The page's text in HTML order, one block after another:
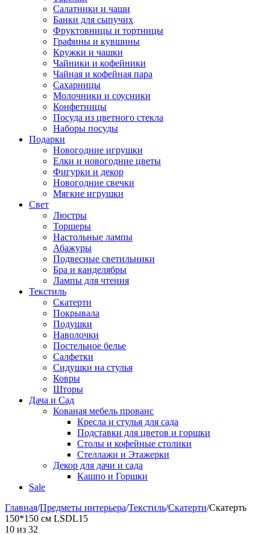
Салатники и чаши
Банки для сыпучих
Фруктовницы и тортницы
Графины и кувшины
Кружки и чашки
Чайники и кофейники
Чайная и кофейная пара
Сахарницы
Молочники и соусники
Конфетницы
Посуда из цветного стекла
Наборы посуды
Подарки
Новогодние игрушки
Елки и новогодние цветы
Фигурки и декор
Новогодние свечки
Мягкие игрушки
Свет
Люстры
Торшеры
Настольные лампы
Абажуры
Подвесные светильники
Бра и канделябры
Лампы для чтения
Текстиль
Скатерти
Покрывала
Подушки
Наволочки
Постельное белье
Салфетки
Сидушки на стулья
Ковры
Шторы
Дача и Сад
Кованая мебель прованс
Кресла и стулья для сада
Подставки для цветов и горшки
Столы и кофейные столики
Стеллажи и Этажерки
Декор для дачи и сада
Кашпо и Горшки
Sale
Главная/Предметы интерьера/Текстиль/Скатерти/Скатерть
150*150 см LSDL15
10 из 32